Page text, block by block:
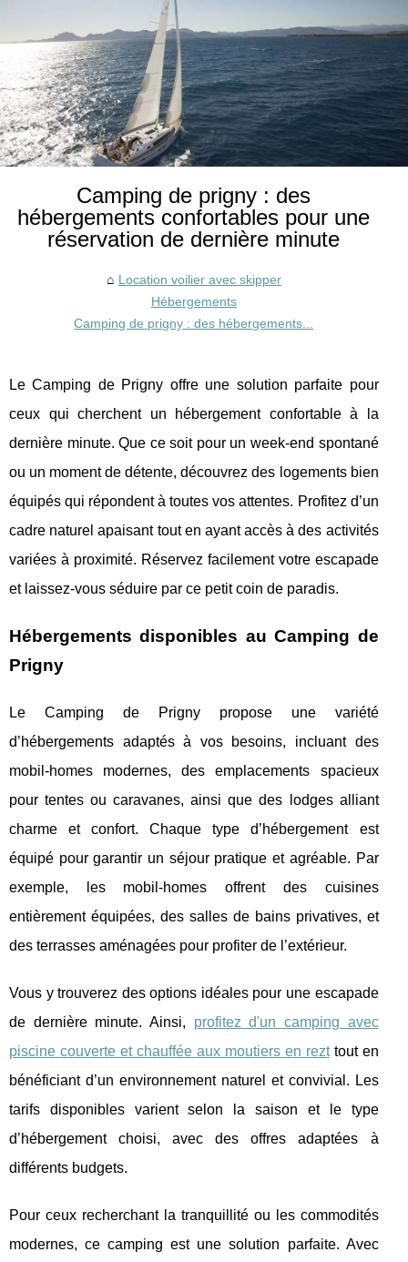
Camping de prigny : des
hébergements confortables pour une
réservation de dernière minute
Location voilier avec skipper
Hébergements
Camping de prigny : des hébergements...
Le Camping de Prigny offre une solution parfaite pour
ceux qui cherchent un hébergement confortable à la
dernière minute. Que ce soit pour un week-end spontané
ou un moment de détente, découvrez des logements bien
équipés qui répondent à toutes vos attentes. Profitez d’un
cadre naturel apaisant tout en ayant accès à des activités
variées à proximité. Réservez facilement votre escapade
et laissez-vous séduire par ce petit coin de paradis.
Hébergements disponibles au Camping de
Prigny
Le Camping de Prigny propose une variété
d’hébergements adaptés à vos besoins, incluant des
mobil-homes modernes, des emplacements spacieux
pour tentes ou caravanes, ainsi que des
lodges alliant
charme et confort. Chaque type d’hébergement est
équipé pour garantir un séjour pratique et agréable. Par
exemple, les mobil-homes offrent des cuisines
entièrement équipées, des salles de bains privatives, et
des terrasses aménagées pour profiter de l’extérieur.
Vous y trouverez des options idéales pour une escapade
de dernière minute. Ainsi, profitez d'un camping avec
piscine couverte et chauffée aux moutiers en rezttout en
bénéficiant d’un environnement naturel et convivial. Les
tarifs disponibles varient selon la saison et le type
d’hébergement choisi, avec des offres adaptées à
différents budgets.
Pour ceux recherchant la tranquillité ou les commodités
modernes, ce camping est une solution parfaite. Avec